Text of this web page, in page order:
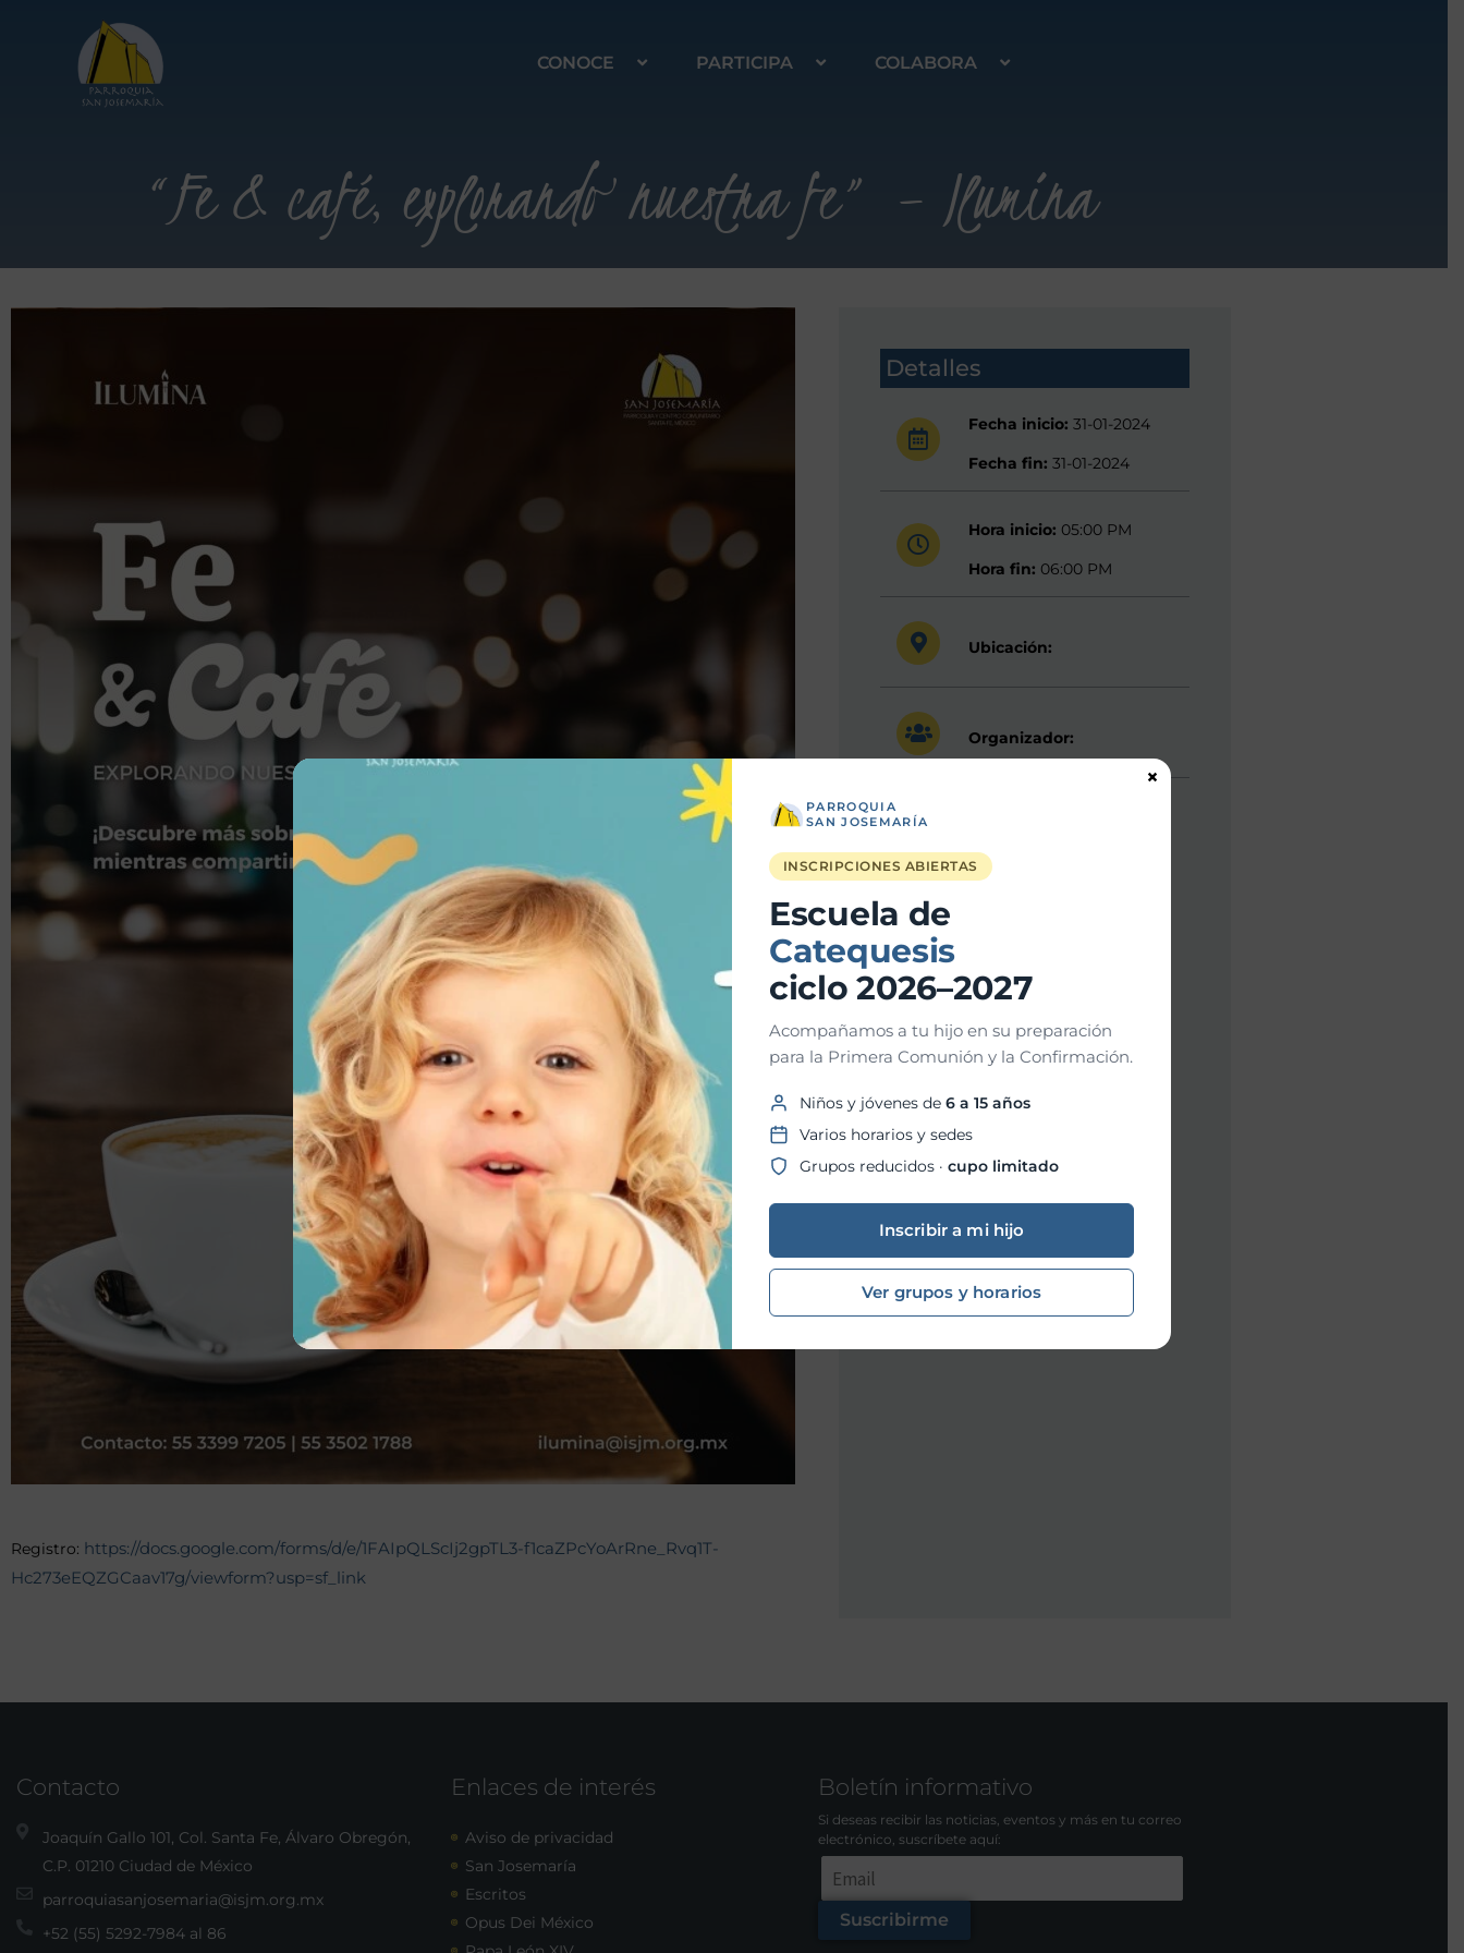
CONOCE PARTICIPA COLABORA
“Fe & café, explorando nuestra fe” – Ilumina
Registro: https://docs.google.com/forms/d/e/1FAIpQLScIj2gpTL3-f1caZPcYoArRne_Rvq1T-
Hc273eEQZGCaav17g/viewform?usp=sf_link
Detalles
Fecha inicio: 31-01-2024
Fecha fin: 31-01-2024
Hora inicio: 05:00 PM
Hora fin: 06:00 PM
Ubicación:
Organizador:
Contacto
Joaquín Gallo 101, Col. Santa Fe, Álvaro Obregón,
C.P. 01210 Ciudad de México
parroquiasanjosemaria@isjm.org.mx
+52 (55) 5292-7984 al 86
Enlaces de interés
Aviso de privacidad
San Josemaría
Escritos
Opus Dei México
Boletín informativo
Si deseas recibir las noticias, eventos y más en tu correo
electrónico, suscríbete aquí:
Suscribirme
PARROQUIA
SAN JOSEMARÍA
INSCRIPCIONES ABIERTAS
Escuela de
Catequesis
ciclo 2026–2027
Acompañamos a tu hijo en su preparación
para la Primera Comunión y la Confirmación.
Niños y jóvenes de 6 a 15 años
Varios horarios y sedes
Grupos reducidos · cupo limitado
Inscribir a mi hijo
Ver grupos y horarios
×